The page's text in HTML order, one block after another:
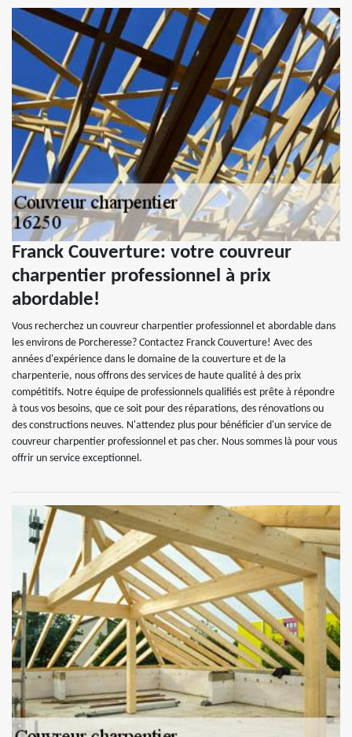
Franck Couverture: votre couvreur
charpentier professionnel à prix
abordable!
Vous recherchez un couvreur charpentier professionnel et abordable dans
les environs de Porcheresse? Contactez Franck Couverture! Avec des
années d'expérience dans le domaine de la couverture et de la
charpenterie, nous offrons des services de haute qualité à des prix
compétitifs. Notre équipe de professionnels qualifiés est prête à répondre
à tous vos besoins, que ce soit pour des réparations, des rénovations ou
des constructions neuves. N'attendez plus pour bénéficier d'un service de
couvreur charpentier professionnel et pas cher. Nous sommes là pour vous
offrir un service exceptionnel.